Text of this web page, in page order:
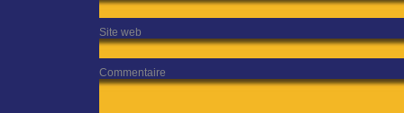
Site web
Commentaire